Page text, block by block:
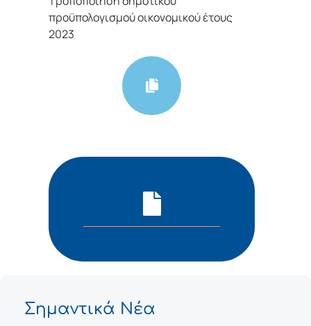
προϋπολογισμού οικονομικού έτους
2023
Σημαντικά Νέα